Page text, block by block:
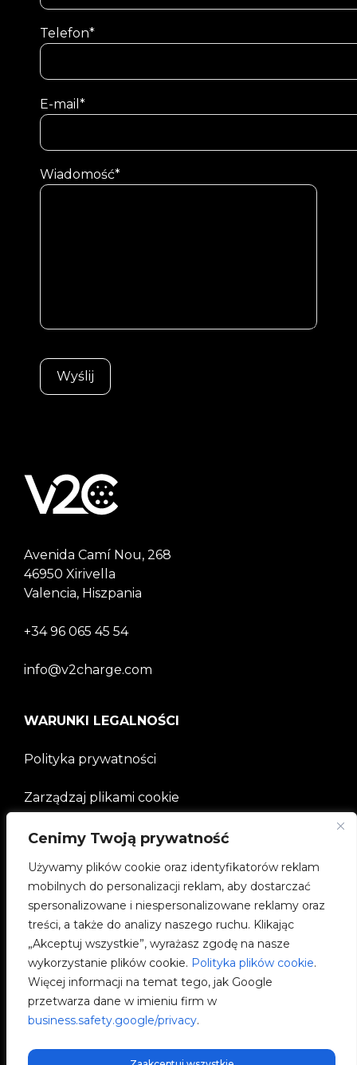
Cenimy Twoją prywatność
Używamy plików cookie oraz identyfikatorów reklam
mobilnych do personalizacji reklam, aby dostarczać
spersonalizowane i niespersonalizowane reklamy oraz
treści, a także do analizy naszego ruchu. Klikając
„Akceptuj wszystkie”, wyrażasz zgodę na nasze
wykorzystanie plików cookie. Polityka plików cookie.
Więcej informacji na temat tego, jak Google
przetwarza dane w imieniu firm w
business.safety.google/privacy.
Telefon*
E-mail*
Wiadomość*
Avenida Camí Nou, 268
46950 Xirivella
Valencia, Hiszpania
+34 96 065 45 54
info@v2charge.com
WARUNKI LEGALNOŚCI
Polityka prywatności
Zarządzaj plikami cookie
FIRMA
Społeczności V2C
e-Chargers
V2C Cloud
V2C Payments